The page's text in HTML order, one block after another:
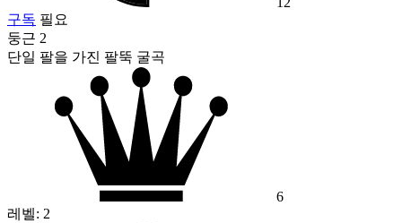
구독 필요
둥근 2
단일 팔을 가진 팔뚝 굴곡
6
레벨: 2